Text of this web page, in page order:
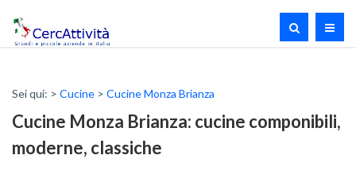
Sei qui: > Cucine > Cucine Monza Brianza
Cucine Monza Brianza: cucine componibili,
moderne, classiche